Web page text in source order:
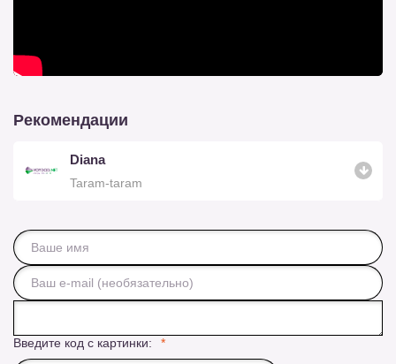
Рекомендации
Diana
Taram-taram
Введите код с картинки: